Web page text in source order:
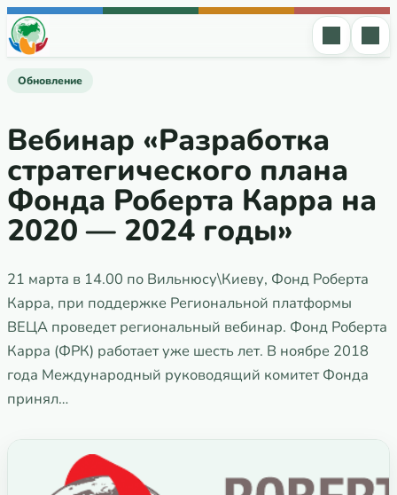
Перейти к содержимому
Обновление
Вебинар «Разработка
стратегического плана
Фонда Роберта Карра на
2020 — 2024 годы»
21 марта в 14.00 по Вильнюсу\Киеву, Фонд Роберта
Карра, при поддержке Региональной платформы
ВЕЦА проведет региональный вебинар. Фонд Роберта
Карра (ФРК) работает уже шесть лет. В ноябре 2018
года Международный руководящий комитет Фонда
принял…